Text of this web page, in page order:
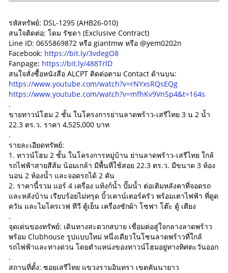
รหัสทรัพย์: DSL-1295 (AHB26-010)
สนใจติดต่อ: โดม รัชดา (Exclusive Contract)
Line ID: 0655869872 หรือ giantmw หรือ @yem0202n
Facebook: https://bit.ly/3vdegO8
Fanpage: https://bit.ly/488TrlD
สนใจสั่งซื้อหนังสือ ALCPT ติดต่อตาม Contact ด้านบน:
https://www.youtube.com/watch?v=rNYxsRQsEQg
https://www.youtube.com/watch?v=mfhKv9VnSp4&t=164s
.
ขายทาวน์โฮม 2 ชั้น ในโครงการย่านลาดพร้าว-เสรีไทย 3 น 2 น้ำ
22.3 ตร.ว. ราคา 4,525,000 บาท
.
รายละเอียดทรัพย์:
1. ทาวน์โฮม 2 ชั้น ในโครงการหมู่บ้าน ย่านลาดพร้าว-เสรีไทย ใกล้
รถไฟฟ้าสายสีส้ม น้อมเกล้า มีพื้นที่ใช้สอย 22.3 ตร.ว. มีขนาด 3 ห้อง
นอน 2 ห้องน้ำ และจอดรถได้ 2 คัน
2. ราคานี้รวม แอร์ 4 เครื่อง แท้งก์น้ำ ปั๊มน้ำ ต่อเติมหลังคาที่จอดรถ
และหลังบ้าน เรียบร้อยไม่ทรุด บิ้วเคาน์เตอร์ครัว พร้อมเตาไฟฟ้า ที่ดูด
ควัน และไมโครเวฟ ทีวี ตู้เย็น เครื่องซักผ้า โซฟา โต๊ะ ตู้ เตียง
.
จุดเด่นของทรัพย์: เดินทางสะดวกสบาย เชื่อมต่อสู่ใจกลางลาดพร้าว
พร้อม Clubhouse รูปแบบใหม่ หนึ่งเดียวในโซนลาดพร้าวที่ใกล้
รถไฟฟ้าและทางด่วน โดยตำแหน่งของทาวน์โฮมอยู่ทางทิศตะวันออก
.
สถานที่ตั้ง: ซอยเสรีไทย แขวงรามอินทรา เขตคันนายาว